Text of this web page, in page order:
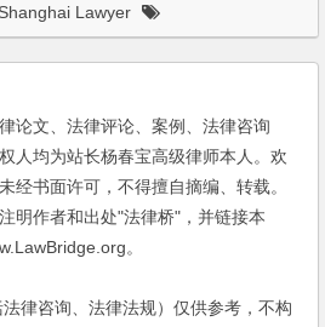
Shanghai Lawyer
论文、法律评论、案例、法律咨询
人均为站长杨春宝高级律师本人。欢
经书面许可，不得擅自摘编、转载。
明作者和出处"法律桥"，并链接本
。
咨询、法律法规）仅供参考，不构